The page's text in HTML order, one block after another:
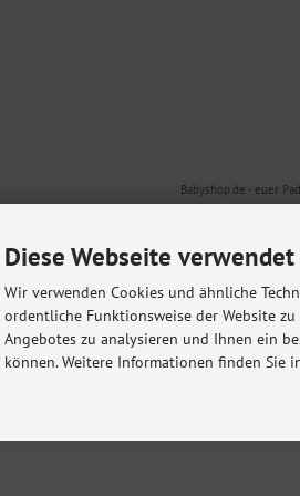
Babyshop.de - euer
Kindersitze, Babybettchen
* Gilt für Lieferungen
©
Diese Webseite
Wir verwenden Cookies und ähnliche
ordentliche Funktionsweise der Website
Angebotes zu analysieren und Ihnen ein
können. Weitere Informationen finden Sie